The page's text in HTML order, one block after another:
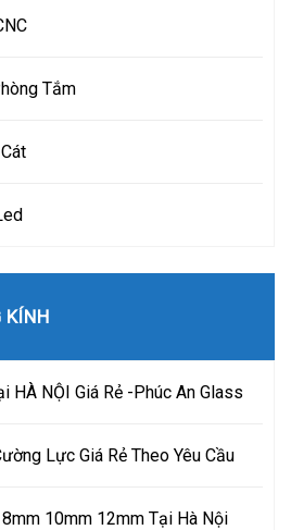
Tắm
KÍNH
HÀ NỘI Giá Rẻ -Phúc An Glass
Lực Giá Rẻ Theo Yêu Cầu
10mm 12mm Tại Hà Nội